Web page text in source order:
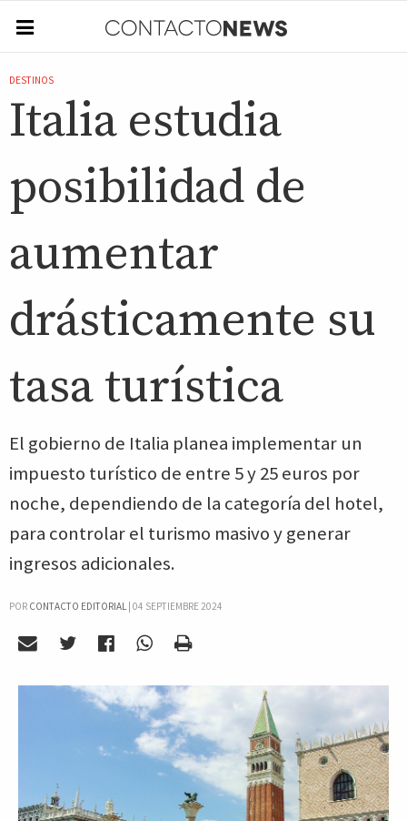
DESTINOS
Italia estudia
posibilidad de
aumentar
drásticamente su
tasa turística
El gobierno de Italia planea implementar un
impuesto turístico de entre 5 y 25 euros por
noche, dependiendo de la categoría del hotel,
para controlar el turismo masivo y generar
ingresos adicionales.
POR CONTACTO EDITORIAL| 04 SEPTIEMBRE 2024